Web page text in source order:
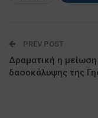
PREV POST
Δραματική η μείωση
δασοκάλυψης της